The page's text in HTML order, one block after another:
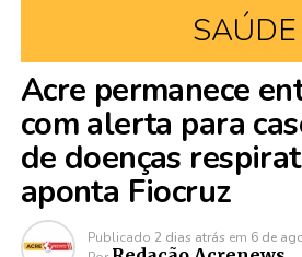
SAÚDE
Acre permanece
com alerta para
de doenças
aponta Fiocruz
Publicado 2 dias atrás em 6 de